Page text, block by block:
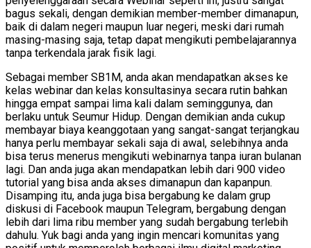
bagus sekali, dengan demikian member-member dimanapun,
baik di dalam negeri maupun luar negeri, meski dari rumah
masing-masing saja, tetap dapat mengikuti pembelajarannya
tanpa terkendala jarak fisik lagi.
Sebagai member SB1M, anda akan mendapatkan akses ke
kelas webinar dan kelas konsultasinya secara rutin bahkan
hingga empat sampai lima kali dalam seminggunya, dan
berlaku untuk Seumur Hidup. Dengan demikian anda cukup
membayar biaya keanggotaan yang sangat-sangat terjangkau
hanya perlu membayar sekali saja di awal, selebihnya anda
bisa terus menerus mengikuti webinarnya tanpa iuran bulanan
lagi. Dan anda juga akan mendapatkan lebih dari 900 video
tutorial yang bisa anda akses dimanapun dan kapanpun.
Disamping itu, anda juga bisa bergabung ke dalam grup
diskusi di Facebook maupun Telegram, bergabung dengan
lebih dari lima ribu member yang sudah bergabung terlebih
dahulu. Yuk bagi anda yang ingin mencari komunitas yang